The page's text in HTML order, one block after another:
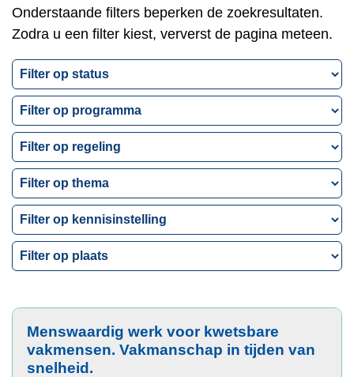
Onderstaande filters beperken de zoekresultaten.
Zodra u een filter kiest, ververst de pagina meteen.
Filter
op
status
Filter
op
programma
Filter
op
regeling
Filter
op
VH
Thema
Filter
op
kennisinstelling
Filter
op
Menswaardig werk voor kwetsbare
vakmensen. Vakmanschap in tijden van
snelheid.